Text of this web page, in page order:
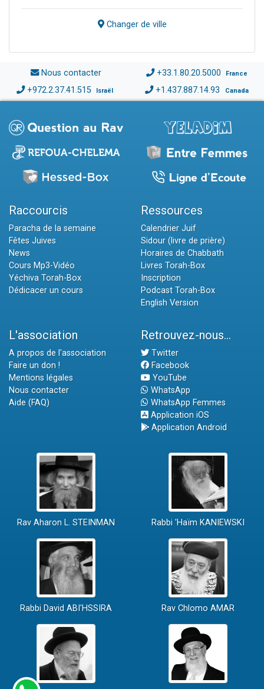
Changer de ville
Nous contacter +33.1.80.20.5000 France
+972.2.37.41.515 Israël +1.437.887.14.93 Canada
Raccourcis
Paracha de la semaine
Fêtes Juives
News
Cours Mp3-Vidéo
Yéchiva Torah-Box
Dédicacer un cours
Ressources
Calendrier Juif
Sidour (livre de prière)
Horaires de Chabbath
Livres Torah-Box
Inscription
Podcast Torah-Box
English Version
L'association
A propos de l'association
Faire un don !
Mentions légales
Nous contacter
Aide (FAQ)
Retrouvez-nous...
Twitter
Facebook
YouTube
WhatsApp
WhatsApp Femmes
Application iOS
Application Android
Rav Aharon L. STEINMAN Rabbi 'Haïm KANIEWSKI
Rabbi David ABI'HSSIRA Rav Chlomo AMAR